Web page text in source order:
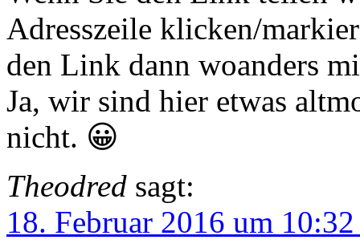
Adresszeile klicken/
den Link dann woanders
Ja, wir sind hier etwas
nicht. 😀
Theodred sagt:
18. Februar 2016 um